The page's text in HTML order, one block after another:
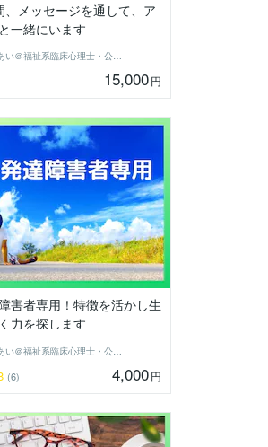
、メッセージを通して、ア
一緒にいます
あい＠福祉系臨床心理士・公認心理師
15,000円
害者専用！特徴を活かし生
力を探します
(6) 4,000円